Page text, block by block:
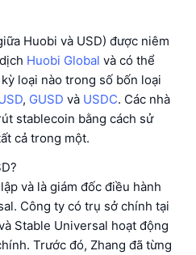
Huobi và USD) được niêm
Huobi Global và có thể
loại nào trong số bốn loại
, GUSD và USDC. Các nhà
stablecoin bằng cách sử
cả trong một.
và là giám đốc điều hành
Công ty có trụ sở chính tại
Stable Universal hoạt động
Trước đó, Zhang đã từng